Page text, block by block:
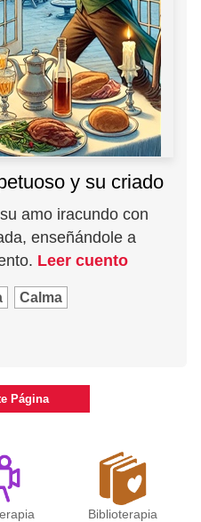
y su criado
amo iracundo con
enseñándole a
Leer cuento
Calma
Página
Biblioterapia